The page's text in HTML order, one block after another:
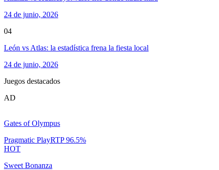
24 de junio, 2026
04
León vs Atlas: la estadística frena la fiesta local
24 de junio, 2026
Juegos destacados
AD
Gates of Olympus
Pragmatic PlayRTP96.5%
HOT
Sweet Bonanza